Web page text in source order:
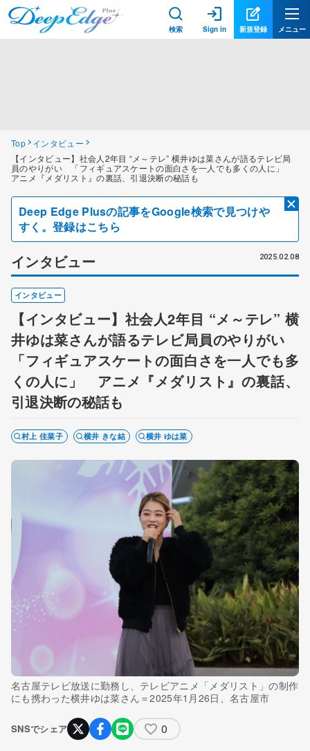
検索 Sign in 新規登録 メニュー
Top
インタビュー
【インタビュー】社会人2年目 “メ～テレ” 横井ゆは菜さんが語るテレビ局
員のやりがい 「フィギュアスケートの面白さを一人でも多くの人に」
アニメ『メダリスト』の裏話、引退決断の秘話も
Deep Edge Plusの記事をGoogle検索で見つけや
すく。登録はこちら
インタビュー 2025.02.08
インタビュー
【インタビュー】社会人2年目 “メ～テレ” 横
井ゆは菜さんが語るテレビ局員のやりがい
「フィギュアスケートの面白さを一人でも多
くの人に」 アニメ『メダリスト』の裏話、
引退決断の秘話も
村上 佳菜子 横井 きな結 横井 ゆは菜
名古屋テレビ放送に勤務し、テレビアニメ「メダリスト」の制作
にも携わった横井ゆは菜さん＝2025年1月26日、名古屋市
SNSでシェア 0